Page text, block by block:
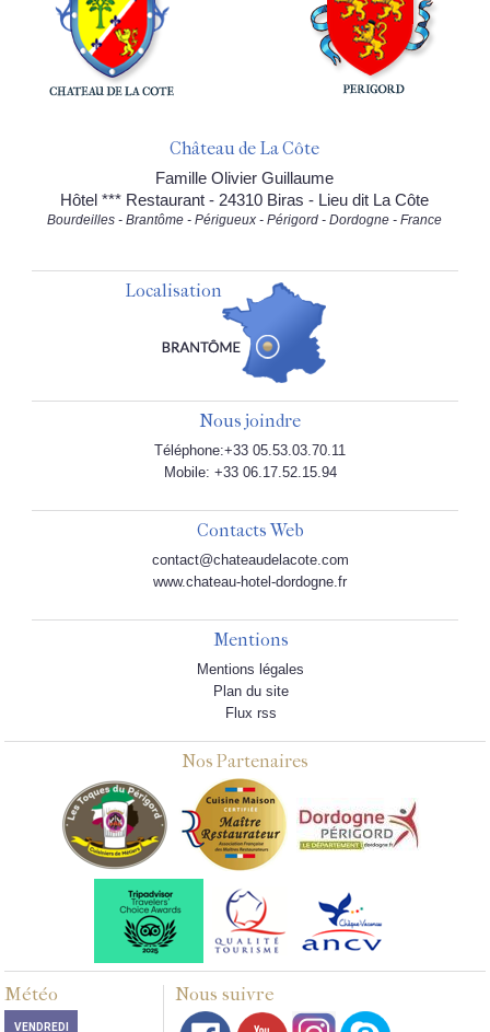
Château de La Côte
Famille Olivier Guillaume
Hôtel *** Restaurant - 24310 Biras - Lieu dit La Côte
Bourdeilles - Brantôme - Périgueux - Périgord - Dordogne - France
Localisation
Nous joindre
Téléphone:+33 05.53.03.70.11
Mobile: +33 06.17.52.15.94
Contacts Web
contact@chateaudelacote.com
www.chateau-hotel-dordogne.fr
Mentions
Mentions légales
Plan du site
Flux rss
Nos Partenaires
Météo Nous suivre